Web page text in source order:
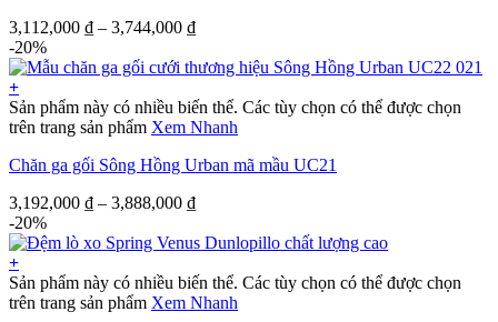
3,112,000 ₫ – 3,744,000 ₫
-20%
+
Sản phẩm này có nhiều biến thể. Các tùy chọn có thể được chọn
trên trang sản phẩm Xem Nhanh
Chăn ga gối Sông Hồng Urban mã mầu UC21
3,192,000 ₫ – 3,888,000 ₫
-20%
+
Sản phẩm này có nhiều biến thể. Các tùy chọn có thể được chọn
trên trang sản phẩm Xem Nhanh